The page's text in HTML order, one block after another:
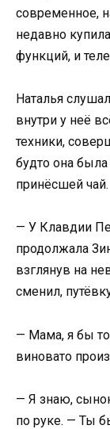
современное,
недавно
функций, и
Наталья
внутри у неё
техники,
будто она была
принёсшей чай.
— У Клавдии
продолжала
взглянув на
сменил,
— Мама, я бы
виновато
— Я знаю,
по руке. — Ты